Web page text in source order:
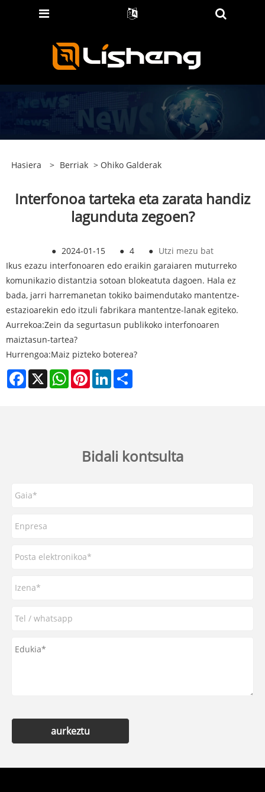
Hasiera > Berriak > Ohiko Galderak
Interfonoa tarteka eta zarata handiz
lagunduta zegoen?
● 2024-01-15 ● 4 ● Utzi mezu bat
Ikus ezazu interfonoaren edo eraikin garaiaren muturreko
komunikazio distantzia sotoan blokeatuta dagoen. Hala ez
bada, jarri harremanetan tokiko baimendutako mantentze-
estazioarekin edo itzuli fabrikara mantentze-lanak egiteko.
Aurrekoa:Zein da segurtasun publikoko interfonoaren
maiztasun-tartea?
Hurrengoa:Maiz pizteko boterea?
Facebook
X WhatsAppPinterestLinkedIn
Bidali kontsulta
aurkeztu